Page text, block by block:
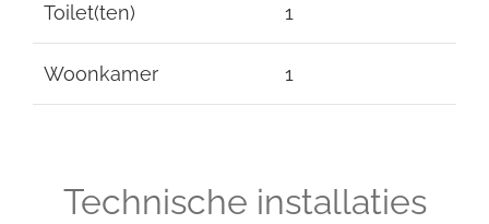
Technische installaties
Toilet(ten) 1
Woonkamer 1